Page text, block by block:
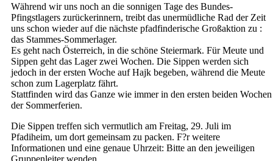
Während wir uns noch an die sonnigen Tage des Bundes-
Pfingstlagers zurückerinnern, treibt das unermüdliche Rad der Zeit
uns schon wieder auf die nächste pfadfinderische Großaktion zu :
das Stammes-Sommerlager.
Es geht nach Österreich, in die schöne Steiermark. Für Meute und
Sippen geht das Lager zwei Wochen. Die Sippen werden sich
jedoch in der ersten Woche auf Hajk begeben, während die Meute
schon zum Lagerplatz fährt.
Stattfinden wird das Ganze wie immer in den ersten beiden Wochen
der Sommerferien.
Die Sippen treffen sich vermutlich am Freitag, 29. Juli im
Pfadiheim, um dort gemeinsam zu packen. F?r weitere
Informationen und eine genaue Uhrzeit: Bitte an den jeweiligen
Gruppenleiter wenden.